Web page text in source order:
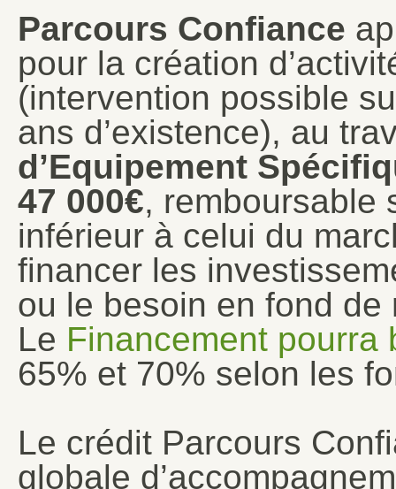
Parcours Confiance
pour la création
(intervention possible
ans d’existence), au
d’Equipement
47 000€, remboursable
inférieur à celui du
financer les
ou le besoin en fond de
Le Financement
65% et 70% selon les
Le crédit Parcours
globale